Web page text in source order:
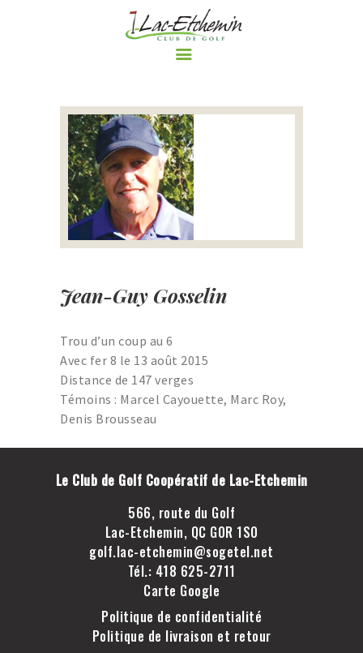
LE CLUB DE GOLF
PARCOURS
RÈGLEMENTS ET
POLITIQUES DU CLUB DE
GOLF DE LAC-ETCHEMIN
TARIFS
ÉVÈNEMENTS
LE BLOGUE DU CLUB DE
GOLF LAC-ETCHEMIN
TROU D’UN COUP
JOINDRE LE CLUB DE
GOLF LAC-ETCHEMIN
FACEBOOK
Jean-Guy Gosselin
Trou d’un coup au 6
Avec fer 8 le 13 août 2015
Distance de 147 verges
Témoins : Marcel Cayouette, Marc Roy,
Denis Brousseau
Le Club de Golf Coopératif de Lac-Etchemin
566, route du Golf
Lac-Etchemin, QC G0R 1S0
golf.lac-etchemin@sogetel.net
Tél.: 418 625-2711
Carte Google
Politique de confidentialité
Politique de livraison et retour